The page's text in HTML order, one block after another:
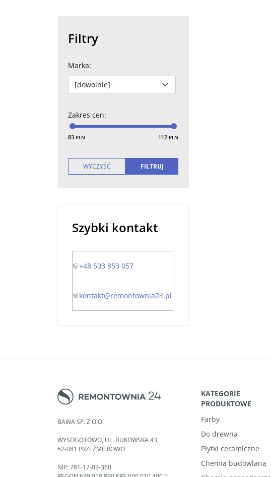
Filtry
Marka:
Zakres cen:
83 PLN 112 PLN
Szybki kontakt
+48 503 853 057
kontakt@remontownia24.pl
BAWA SP. Z O.O.
WYSOGOTOWO, UL. BUKOWSKA 43,
62-081 PRZEŹMIEROWO
NIP: 781-17-03-360
KATEGORIE
PRODUKTOWE
Farby
Do drewna
Płytki ceramiczne
Chemia budowlana